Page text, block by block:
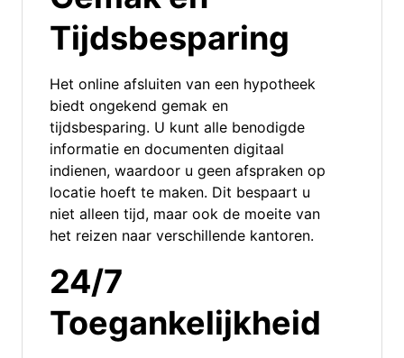
Tijdsbesparing
Het online afsluiten van een hypotheek
biedt ongekend gemak en
tijdsbesparing. U kunt alle benodigde
informatie en documenten digitaal
indienen, waardoor u geen afspraken op
locatie hoeft te maken. Dit bespaart u
niet alleen tijd, maar ook de moeite van
het reizen naar verschillende kantoren.
24/7
Toegankelijkheid